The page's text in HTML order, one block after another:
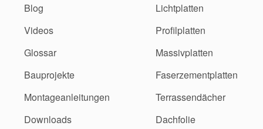
Blog
Videos
Glossar
Bauprojekte
Montageanleitungen
Downloads
Lichtplatten
Profilplatten
Massivplatten
Faserzementplatten
Terrassendächer
Dachfolie